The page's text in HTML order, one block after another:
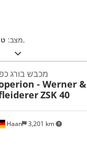
, מצב:,
Haan 3,201 km
מכבש בורג
- Werner &
ZSK 40